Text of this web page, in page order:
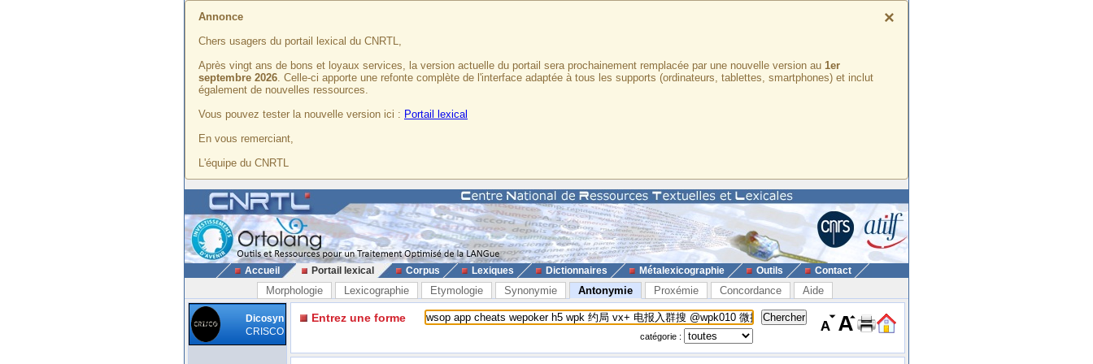
×
Annonce
Chers usagers du portail lexical du CNRTL,
Après vingt ans de bons et loyaux services, la version actuelle du portail sera prochainement remplacée par une nouvelle version au 1er
septembre 2026. Celle-ci apporte une refonte complète de l'interface adaptée à tous les supports (ordinateurs, tablettes, smartphones) et inclut
également de nouvelles ressources.
Vous pouvez tester la nouvelle version ici : Portail lexical
En vous remerciant,
L'équipe du CNRTL
Accueil Portail lexical Corpus Lexiques Dictionnaires Métalexicographie Outils Contact
Morphologie Lexicographie Etymologie Synonymie Antonymie Proxémie Concordance Aide
Dicosyn
CRISCO
Entrez une forme
catégorie :